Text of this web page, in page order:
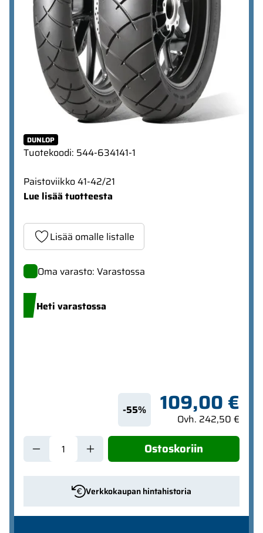
DUNLOP
Tuotekoodi: 544-634141-1
Paistoviikko 41-42/21
Lue lisää tuotteesta
Lisää omalle listalle
Oma varasto: Varastossa
Heti varastossa
-55% 109,00 €
Ovh. 242,50 €
Ostoskoriin
Verkkokaupan hintahistoria